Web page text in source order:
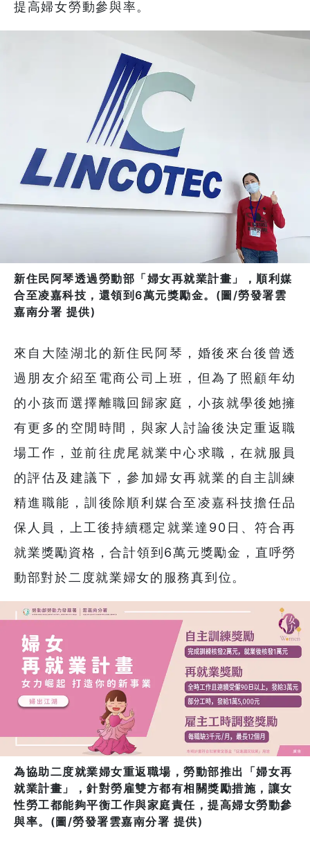
提高婦女勞動參與率。
新住民阿琴透過勞動部「婦女再就業計畫」，順利媒
合至凌嘉科技，還領到6萬元獎勵金。(圖/勞發署雲
嘉南分署 提供)
來自大陸湖北的新住民阿琴，婚後來台後曾透
過朋友介紹至電商公司上班，但為了照顧年幼
的小孩而選擇離職回歸家庭，小孩就學後她擁
有更多的空閒時間，與家人討論後決定重返職
場工作，並前往虎尾就業中心求職，在就服員
的評估及建議下，參加婦女再就業的自主訓練
精進職能，訓後除順利媒合至凌嘉科技擔任品
保人員，上工後持續穩定就業達90日、符合再
就業獎勵資格，合計領到6萬元獎勵金，直呼勞
動部對於二度就業婦女的服務真到位。
為協助二度就業婦女重返職場，勞動部推出「婦女再
就業計畫」，針對勞雇雙方都有相關獎勵措施，讓女
性勞工都能夠平衡工作與家庭責任，提高婦女勞動參
與率。(圖/勞發署雲嘉南分署 提供)